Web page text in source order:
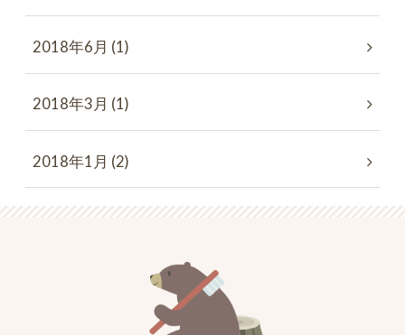
2018年6月 (1)
2018年3月 (1)
2018年1月 (2)